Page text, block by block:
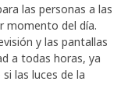
las personas a las
momento del día.
y las pantallas
a todas horas, ya
las luces de la